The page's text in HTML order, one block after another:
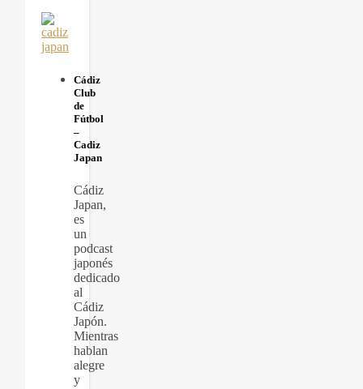
Cádiz
Club
de
Fútbol
–
Cadiz
Japan
Cádiz
Japan,
es
un
podcast
japonés
dedicado
al
Cádiz
Japón.
Mientras
hablan
alegre
y